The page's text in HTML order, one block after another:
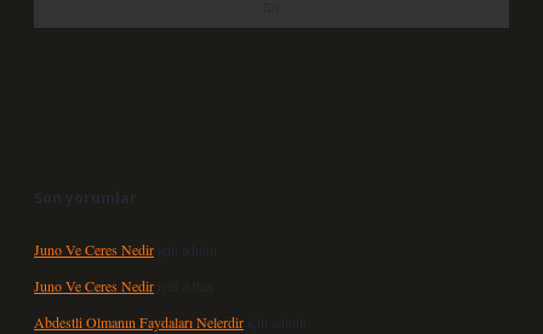
Son yorumlar
Juno Ve Ceres Nedir için
admin
Juno Ve Ceres Nedir için Altan
Abdestli Olmanın Faydaları Nelerdir için
admin